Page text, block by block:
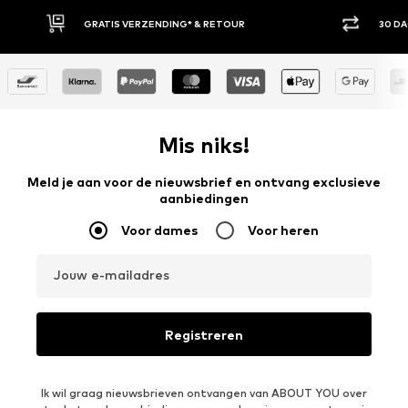
30 DAGEN BEDENKTIJD
Mis niks!
Meld je aan voor de nieuwsbrief en ontvang exclusieve
aanbiedingen
Voor dames Voor heren
Jouw e-mailadres
Registreren
Ik wil graag nieuwsbrieven ontvangen van ABOUT YOU over